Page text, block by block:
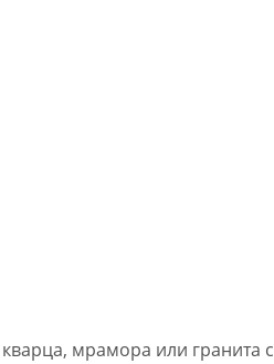
мрамора или гранита с